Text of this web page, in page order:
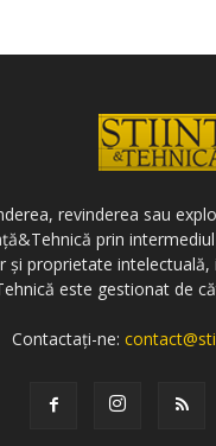
revinderea sau
prin
proprietate
este gestionat de
Contactați-ne: